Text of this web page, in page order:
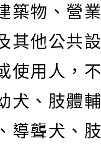
築物、營
其他公共
使用人，
犬、肢體
導聾犬、